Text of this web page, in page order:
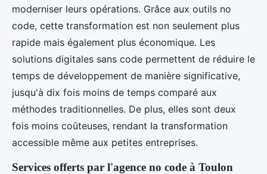
moderniser leurs opérations. Grâce aux outils no
code, cette transformation est non seulement plus
rapide mais également plus économique. Les
solutions digitales sans code permettent de réduire le
temps de développement de manière significative,
jusqu'à dix fois moins de temps comparé aux
méthodes traditionnelles. De plus, elles sont deux
fois moins coûteuses, rendant la transformation
accessible même aux petites entreprises.
Services offerts par l'agence no code à Toulon